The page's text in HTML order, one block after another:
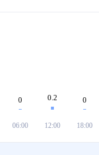
0
06:00
0.2
12:00
0
18:00